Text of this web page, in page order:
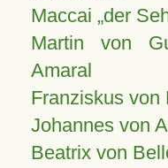
Maccai „der
Martin von
Amaral
Franziskus von
Johannes von
Beatrix von